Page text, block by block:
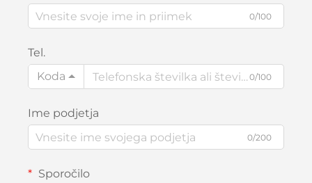
0/100
Tel.
Koda
0/100
Ime podjetja
0/200
Sporočilo